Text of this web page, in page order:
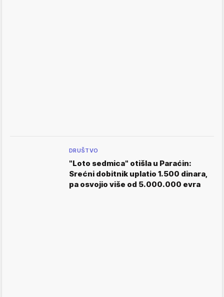
DRUŠTVO
"Loto sedmica" otišla u Paraćin:
Srećni dobitnik uplatio 1.500 dinara,
pa osvojio više od 5.000.000 evra